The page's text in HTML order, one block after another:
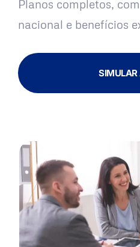
Planos completos,
nacional e benefícios
SIMULAR